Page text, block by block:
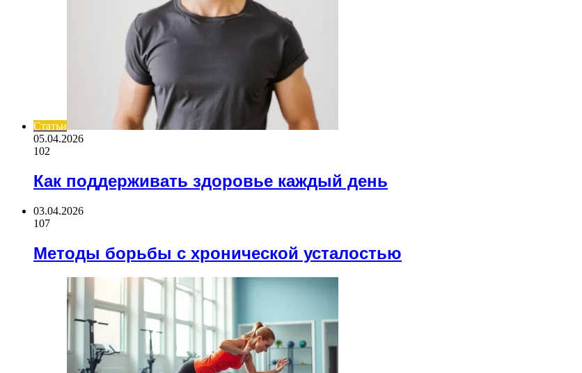
Статьи
05.04.2026
102
Как поддерживать здоровье каждый день
03.04.2026
107
Методы борьбы с хронической усталостью